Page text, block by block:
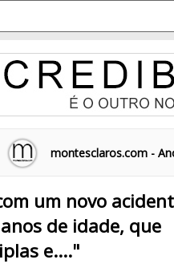
montesclaros.com -
um novo
de idade, que
e...."